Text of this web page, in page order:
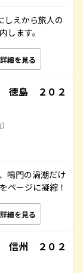
しえから旅人の
します。
詳細を見る
徳島 ２０２
鳴門の渦潮だけ
ページに凝縮！
詳細を見る
信州 ２０２